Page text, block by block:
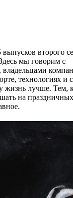
второго
мы говорим с
технологиях и
жизнь лучше. Тем,
на